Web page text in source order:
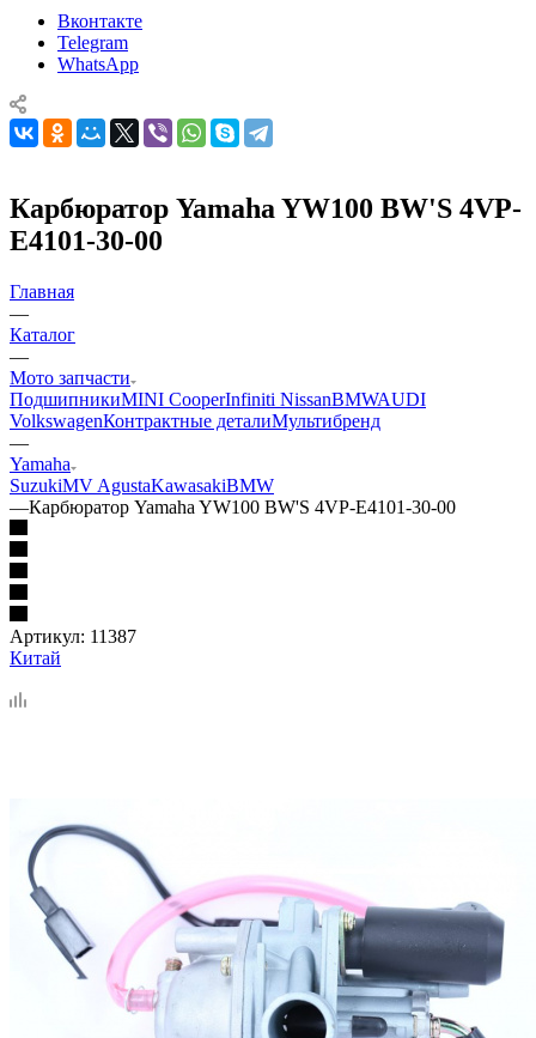
Вконтакте
Telegram
WhatsApp
Карбюратор Yamaha YW100 BW'S 4VP-
E4101-30-00
Главная
—
Каталог
—
Мото запчасти
ПодшипникиMINI CooperInfiniti NissanBMWAUDI
VolkswagenКонтрактные деталиМультибренд
—
Yamaha
SuzukiMV AgustaKawasakiBMW
—Карбюратор Yamaha YW100 BW'S 4VP-E4101-30-00
Артикул: 11387
Китай